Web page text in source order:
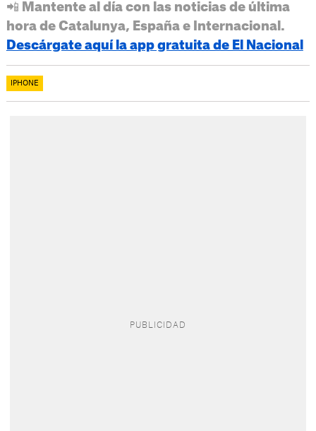
📲 Mantente al día con las noticias de última
hora de Catalunya, España e Internacional.
Descárgate aquí la app gratuita de El Nacional
IPHONE